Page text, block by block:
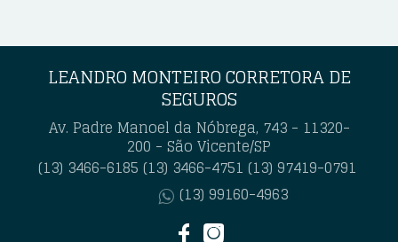
LEANDRO MONTEIRO CORRETORA DE
SEGUROS
Av. Padre Manoel da Nóbrega, 743 - 11320-
200 - São Vicente/SP
(13) 3466-6185 (13) 3466-4751 (13) 97419-0791
(13) 99160-4963